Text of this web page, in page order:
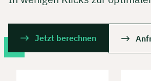
Jetzt berechnen